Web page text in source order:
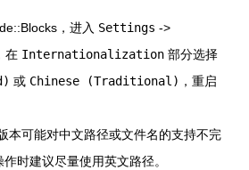
，进入 Settings ->
在 Internationalization 部分选择
或 Chinese (Traditional) ，重启
本可能对中文路径或文件名的支持不完
时建议尽量使用英文路径。